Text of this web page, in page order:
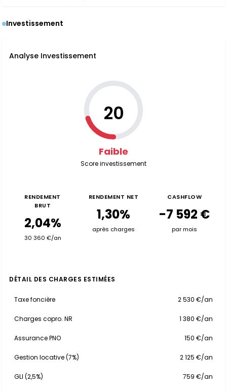
Investissement
Analyse Investissement
20
Faible
Score investissement
RENDEMENT
BRUT
2,04%
30 360 €/an
RENDEMENT NET
1,30%
après charges
CASHFLOW
-7 592 €
par mois
DÉTAIL DES CHARGES ESTIMÉES
Taxe foncière 2 530 €/an
Charges copro. NR 1 380 €/an
Assurance PNO 150 €/an
Gestion locative (7%) 2 125 €/an
GLI (2,5%) 759 €/an